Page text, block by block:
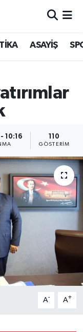
ASAYİŞ
10:16 110
GÖSTERIM
A- A+